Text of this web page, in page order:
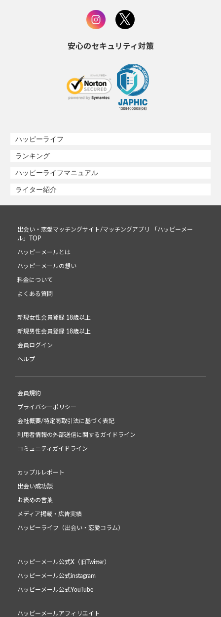
安心のセキュリティ対策
ハッピーライフ
ランキング
ハッピーライフマニュアル
ライター紹介
出会い・恋愛マッチングサイト/マッチングアプリ 「ハッピーメー
ル」TOP
ハッピーメールとは
ハッピーメールの想い
料金について
よくある質問
新規女性会員登録 18歳以上
新規男性会員登録 18歳以上
会員ログイン
ヘルプ
会員規約
プライバシーポリシー
会社概要/特定商取引法に基づく表記
利用者情報の外部送信に関するガイドライン
コミュニティガイドライン
カップルレポート
出会い成功談
お褒めの言葉
メディア掲載・広告実績
ハッピーライフ（出会い・恋愛コラム）
ハッピーメール公式X（旧Twitter）
ハッピーメール公式instagram
ハッピーメール公式YouTube
ハッピーメールアフィリエイト